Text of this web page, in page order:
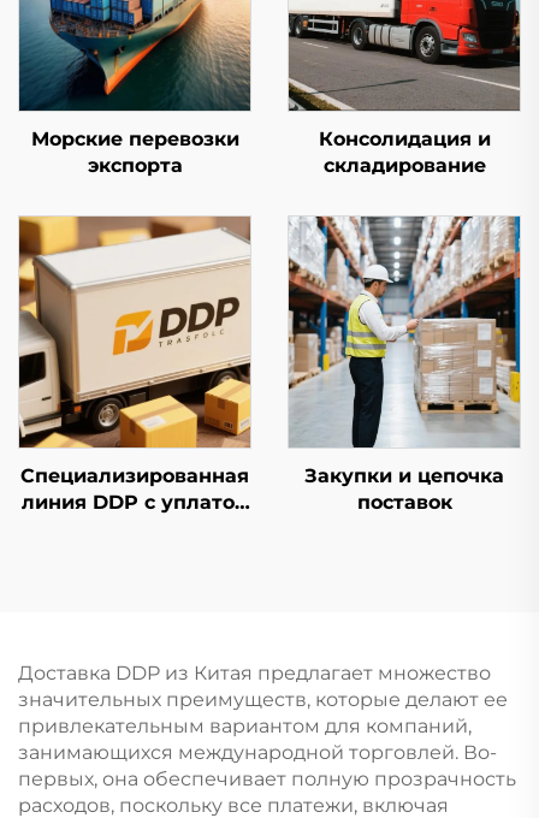
Морские перевозки
экспорта
Консолидация и
складирование
Специализированная
линия DDP с уплатой
Закупки и цепочка
поставок
Доставка DDP из Китая предлагает множество
значительных преимуществ, которые делают ее
привлекательным вариантом для компаний,
занимающихся международной торговлей. Во-
первых, она обеспечивает полную прозрачность
расходов, поскольку все платежи, включая